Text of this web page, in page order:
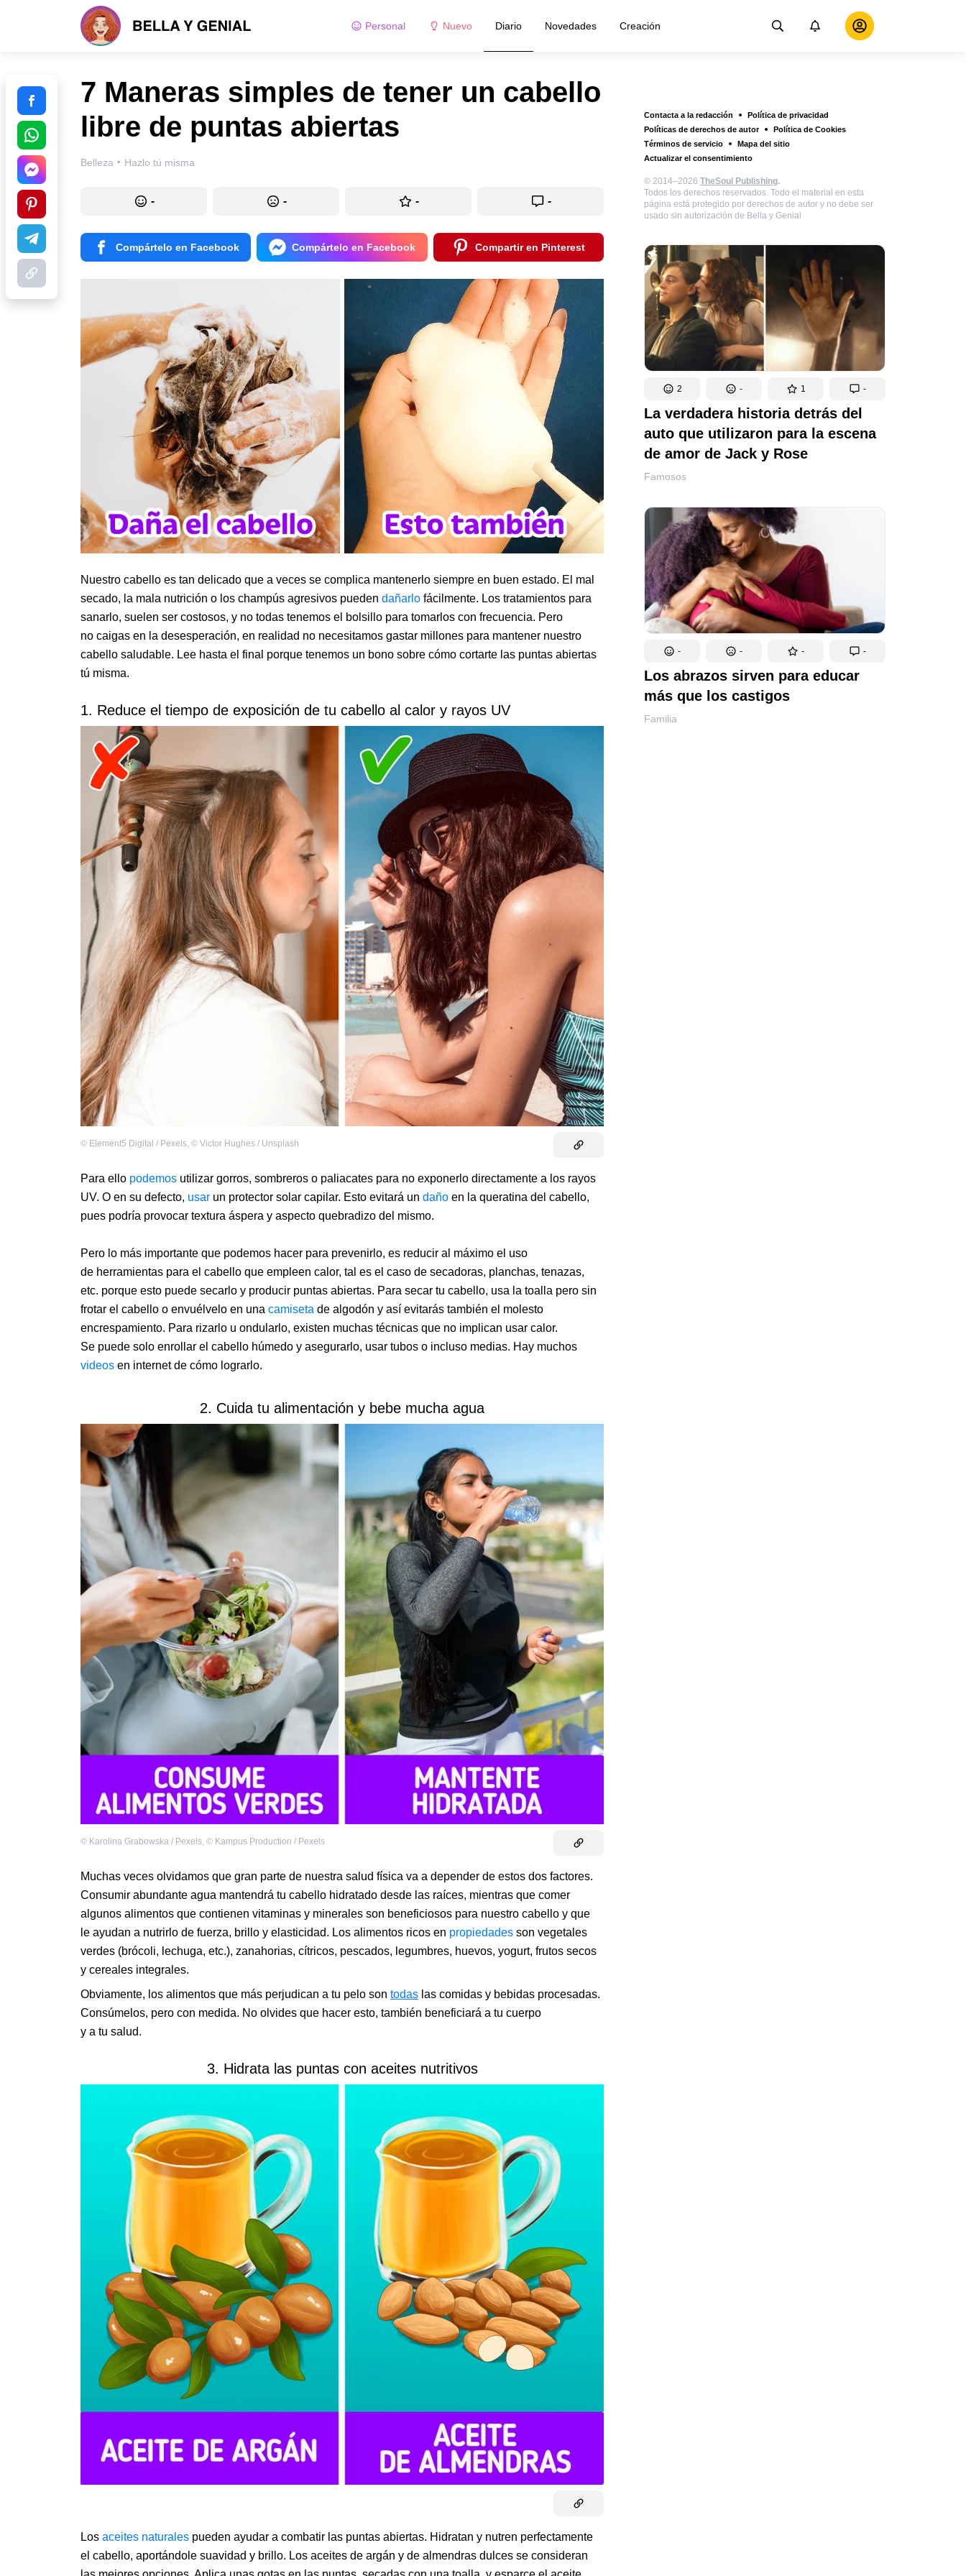
Personal Nuevo Diario Novedades Creación
Contacta a la redacción
Política de privacidad
Políticas de derechos de autor
Política de Cookies
Términos de servicio
Mapa del sitio
Actualizar el consentimiento
© 2014–2026 TheSoul Publishing.
Todos los derechos reservados. Todo el material en esta
página está protegido por derechos de autor y no debe ser
usado sin autorización de Bella y Genial
2 - 1 -
La verdadera historia detrás del
auto que utilizaron para la escena
de amor de Jack y Rose
Famosos
- - - -
Los abrazos sirven para educar
más que los castigos
Familia
7 Maneras simples de tener un cabello
libre de puntas abiertas
Belleza · Hazlo tú misma
- - - -
Compártelo en Facebook Compártelo en Facebook Compartir en Pinterest
Nuestro cabello es tan delicado que a veces se complica mantenerlo siempre en buen estado. El mal
secado, la mala nutrición o los champús agresivos pueden dañarlo fácilmente. Los tratamientos para
sanarlo, suelen ser costosos, y no todas tenemos el bolsillo para tomarlos con frecuencia. Pero
no caigas en la desesperación, en realidad no necesitamos gastar millones para mantener nuestro
cabello saludable. Lee hasta el final porque tenemos un bono sobre cómo cortarte las puntas abiertas
tú misma.
1. Reduce el tiempo de exposición de tu cabello al calor y rayos UV
© Element5 Digital / Pexels, © Victor Hughes / Unsplash
Para ello podemos utilizar gorros, sombreros o paliacates para no exponerlo directamente a los rayos
UV. O en su defecto, usar un protector solar capilar. Esto evitará un daño en la queratina del cabello,
pues podría provocar textura áspera y aspecto quebradizo del mismo.
Pero lo más importante que podemos hacer para prevenirlo, es reducir al máximo el uso
de herramientas para el cabello que empleen calor, tal es el caso de secadoras, planchas, tenazas,
etc. porque esto puede secarlo y producir puntas abiertas. Para secar tu cabello, usa la toalla pero sin
frotar el cabello o envuélvelo en una camiseta de algodón y así evitarás también el molesto
encrespamiento. Para rizarlo u ondularlo, existen muchas técnicas que no implican usar calor.
Se puede solo enrollar el cabello húmedo y asegurarlo, usar tubos o incluso medias. Hay muchos
videos en internet de cómo lograrlo.
2. Cuida tu alimentación y bebe mucha agua
© Karolina Grabowska / Pexels, © Kampus Production / Pexels
Muchas veces olvidamos que gran parte de nuestra salud física va a depender de estos dos factores.
Consumir abundante agua mantendrá tu cabello hidratado desde las raíces, mientras que comer
algunos alimentos que contienen vitaminas y minerales son beneficiosos para nuestro cabello y que
le ayudan a nutrirlo de fuerza, brillo y elasticidad. Los alimentos ricos en propiedades son vegetales
verdes (brócoli, lechuga, etc.), zanahorias, cítricos, pescados, legumbres, huevos, yogurt, frutos secos
y cereales integrales.
Obviamente, los alimentos que más perjudican a tu pelo son todas las comidas y bebidas procesadas.
Consúmelos, pero con medida. No olvides que hacer esto, también beneficiará a tu cuerpo
y a tu salud.
3. Hidrata las puntas con aceites nutritivos
Los aceites naturales pueden ayudar a combatir las puntas abiertas. Hidratan y nutren perfectamente
el cabello, aportándole suavidad y brillo. Los aceites de argán y de almendras dulces se consideran